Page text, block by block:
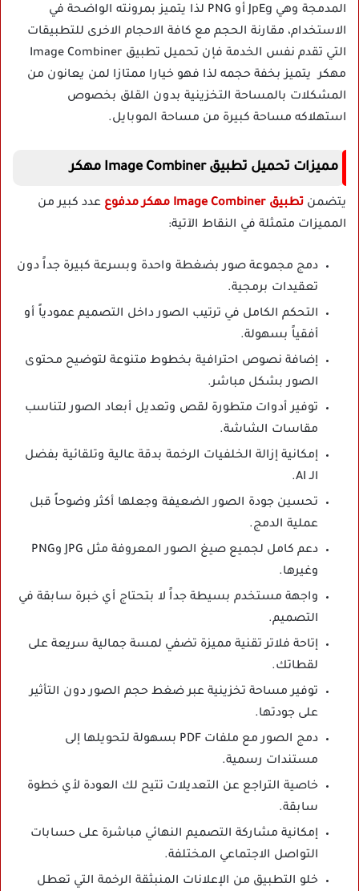
المدمجة وهي JpEg أو PNG لذا يتميز بمرونته الواضحة في
الاستخدام، مقارنة الحجم مع كافة الاحجام الاخرى للتطبيقات
التي تقدم نفس الخدمة فإن تحميل تطبيق Image Combiner
مهكر يتميز بخفة حجمه لذا فهو خيارا ممتازا لمن يعانون من
المشكلات بالمساحة التخزينية بدون القلق بخصوص
استهلاكه مساحة كبيرة من مساحة الموبايل.
مميزات تحميل تطبيق Image Combiner مهكر
يتضمن تطبيق Image Combiner مهكر مدفوع
عدد كبير من
المميزات متمثلة في النقاط الآتية:
دمج مجموعة صور بضغطة واحدة وبسرعة كبيرة جداً دون
تعقيدات برمجية.
التحكم الكامل في ترتيب الصور داخل التصميم عمودياً أو
أفقياً بسهولة.
إضافة نصوص احترافية بخطوط متنوعة لتوضيح محتوى
الصور بشكل مباشر.
توفير أدوات متطورة لقص وتعديل أبعاد الصور لتناسب
مقاسات الشاشة.
إمكانية إزالة الخلفيات الرخمة بدقة عالية وتلقائية بفضل
الـ AI.
تحسين جودة الصور الضعيفة وجعلها أكثر وضوحاً قبل
عملية الدمج.
دعم كامل لجميع صيغ الصور المعروفة مثل JPG وPNG
وغيرها.
واجهة مستخدم بسيطة جداً لا بتحتاج أي خبرة سابقة في
التصميم.
إتاحة فلاتر تقنية مميزة تضفي لمسة جمالية سريعة على
لقطاتك.
توفير مساحة تخزينية عبر ضغط حجم الصور دون التأثير
على جودتها.
دمج الصور مع ملفات PDF بسهولة لتحويلها إلى
مستندات رسمية.
خاصية التراجع عن التعديلات تتيح لك العودة لأي خطوة
سابقة.
إمكانية مشاركة التصميم النهائي مباشرة على حسابات
التواصل الاجتماعي المختلفة.
خلو التطبيق من الإعلانات المنبثقة الرخمة التي تعطل